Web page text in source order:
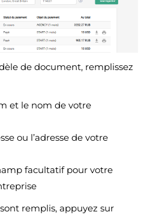
de document, remplissez
et le nom de votre
ou l’adresse de votre
facultatif pour votre
remplis, appuyez sur